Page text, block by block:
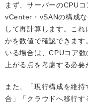
まず、サーバーのCPU
vCenter・vSANの構成
して再計算します。こ
かを数値で確認できま
いる場合は、CPUコア
上がる点を考慮する必要
また、「現行構成を維
合」「クラウドへ移行